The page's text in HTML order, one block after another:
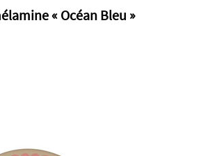
« Océan Bleu »